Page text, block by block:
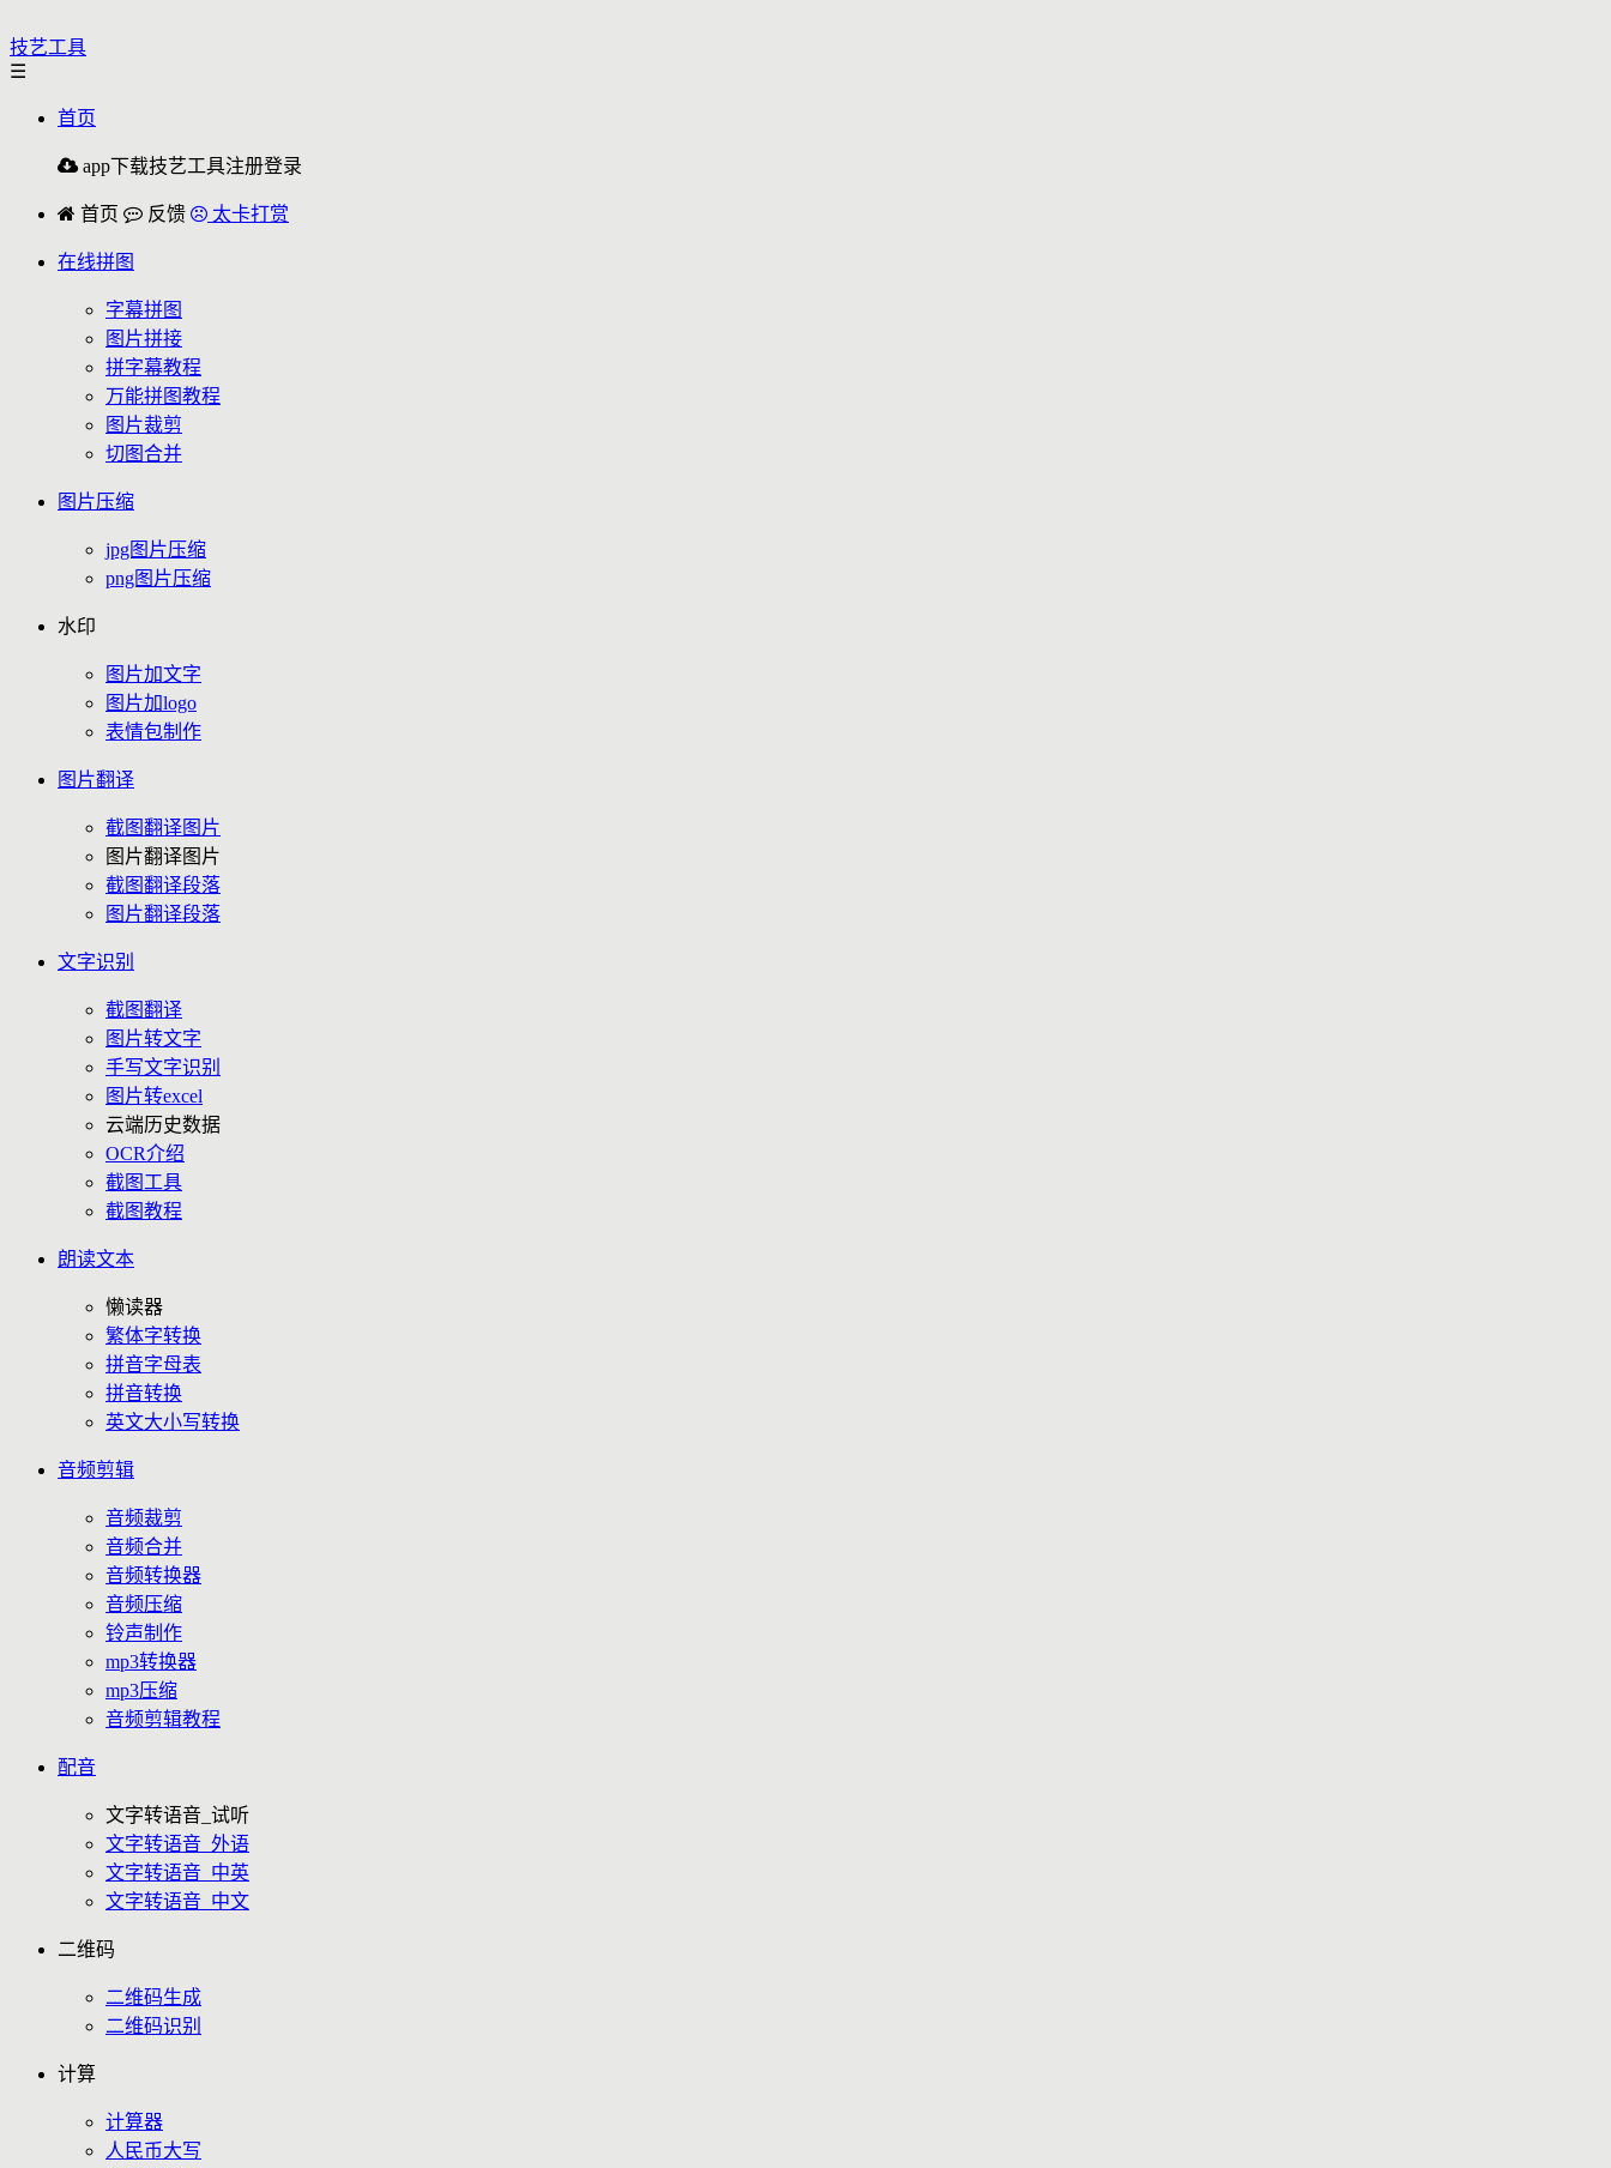
技艺工具
☰
首页
app下载技艺工具注册登录
首页 反馈 太卡打赏
在线拼图
字幕拼图
图片拼接
拼字幕教程
万能拼图教程
图片裁剪
切图合并
图片压缩
jpg图片压缩
png图片压缩
水印
图片加文字
图片加logo
表情包制作
图片翻译
截图翻译图片
图片翻译图片
截图翻译段落
图片翻译段落
文字识别
截图翻译
图片转文字
手写文字识别
图片转excel
云端历史数据
OCR介绍
截图工具
截图教程
朗读文本
懒读器
繁体字转换
拼音字母表
拼音转换
英文大小写转换
音频剪辑
音频裁剪
音频合并
音频转换器
音频压缩
铃声制作
mp3转换器
mp3压缩
音频剪辑教程
配音
文字转语音_试听
文字转语音_外语
文字转语音_中英
文字转语音_中文
二维码
二维码生成
二维码识别
计算
计算器
人民币大写